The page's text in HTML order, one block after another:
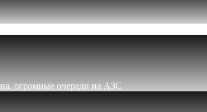
огромные очереди на АЗС